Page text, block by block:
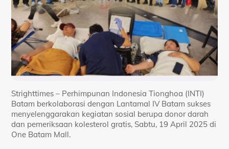
Strighttimes – Perhimpunan Indonesia Tionghoa (INTI)
Batam berkolaborasi dengan Lantamal IV Batam sukses
menyelenggarakan kegiatan sosial berupa donor darah
dan pemeriksaan kolesterol gratis, Sabtu, 19 April 2025 di
One Batam Mall.